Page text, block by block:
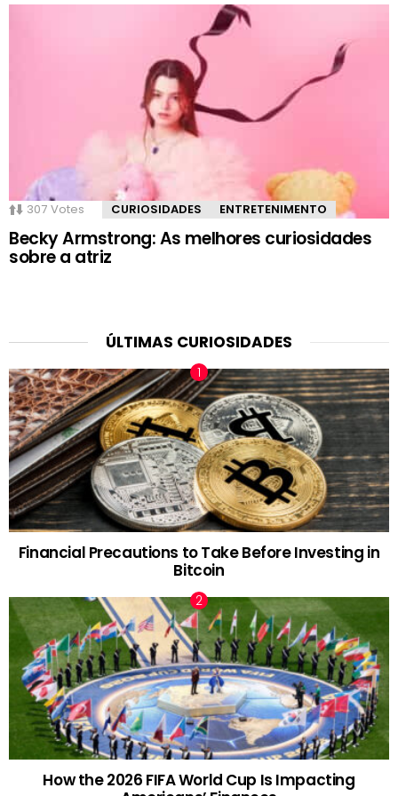
307 Votes CURIOSIDADES ENTRETENIMENTO
Becky Armstrong: As melhores curiosidades
sobre a atriz
ÚLTIMAS CURIOSIDADES
Financial Precautions to Take Before Investing in
Bitcoin
How the 2026 FIFA World Cup Is Impacting